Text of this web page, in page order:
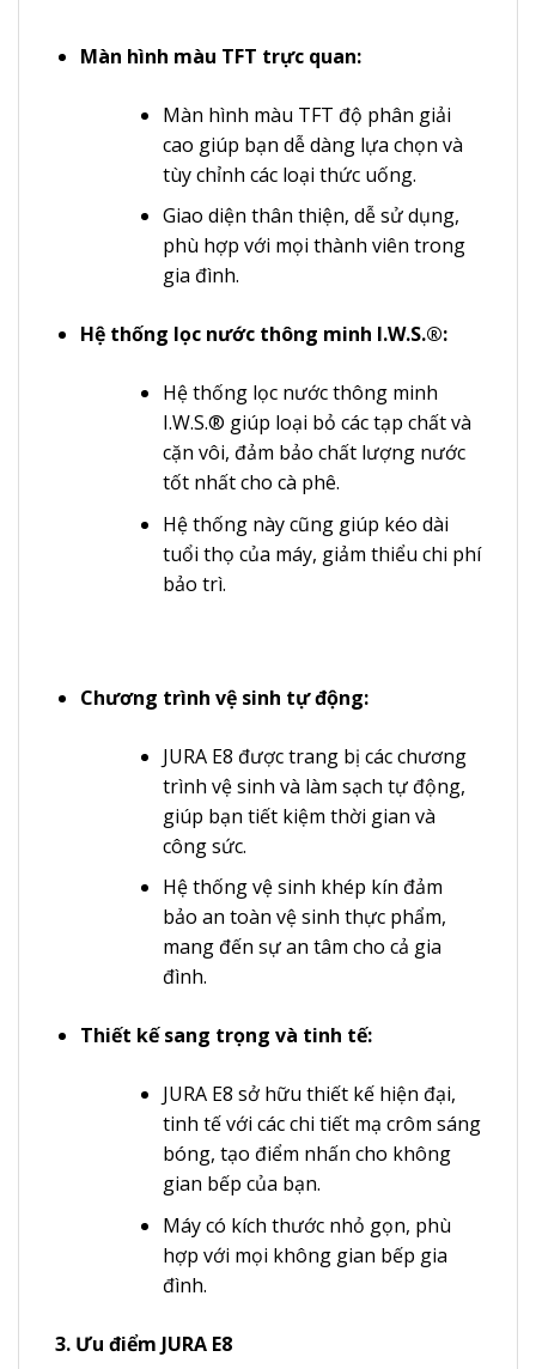
Màn hình màu TFT trực quan:
Màn hình màu TFT độ phân giải
cao giúp bạn dễ dàng lựa chọn và
tùy chỉnh các loại thức uống.
Giao diện thân thiện, dễ sử dụng,
phù hợp với mọi thành viên trong
gia đình.
Hệ thống lọc nước thông minh I.W.S.®:
Hệ thống lọc nước thông minh
I.W.S.® giúp loại bỏ các tạp chất và
cặn vôi, đảm bảo chất lượng nước
tốt nhất cho cà phê.
Hệ thống này cũng giúp kéo dài
tuổi thọ của máy, giảm thiểu chi phí
bảo trì.
Chương trình vệ sinh tự động:
JURA E8 được trang bị các chương
trình vệ sinh và làm sạch tự động,
giúp bạn tiết kiệm thời gian và
công sức.
Hệ thống vệ sinh khép kín đảm
bảo an toàn vệ sinh thực phẩm,
mang đến sự an tâm cho cả gia
đình.
Thiết kế sang trọng và tinh tế:
JURA E8 sở hữu thiết kế hiện đại,
tinh tế với các chi tiết mạ crôm sáng
bóng, tạo điểm nhấn cho không
gian bếp của bạn.
Máy có kích thước nhỏ gọn, phù
hợp với mọi không gian bếp gia
đình.
3. Ưu điểm JURA E8